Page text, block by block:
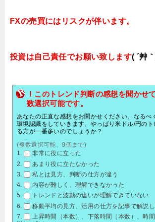
FXの売買にはリスクが伴います。
投資は自己責任でお願い致します( ´艸
ｌこのトレンド判断の感想を聞かせ
数選択可能です。
あなたの正直な感想をお聞かせください。なるべ
環境認識をしていきます。やっぱり米ドル/円の
る方が一番多いのでしょうか？
(複数選択可能、9個まで)
非常に役に立った
あまり役に立たなかった
私とは見方、判断の仕方が違う
内容が難しく、理解できなかった
トレンドと波動の違いが理解できていない
移動平均の見方、活用の仕方を記事で解説
上昇時間（本数）、下落時間（本数）、時